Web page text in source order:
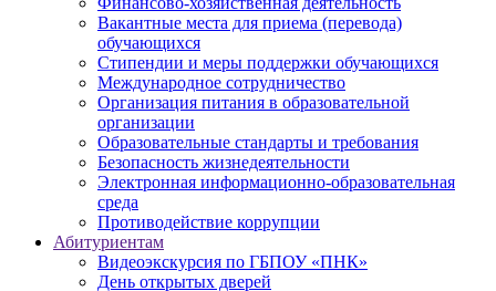
Вакантные места для приема (перевода)
обучающихся
Стипендии и меры поддержки обучающихся
Международное сотрудничество
Организация питания в образовательной
организации
Образовательные стандарты и требования
Безопасность жизнедеятельности
Электронная информационно-образовательная
среда
Противодействие коррупции
Абитуриентам
Видеоэкскурсия по ГБПОУ «ПНК»
День открытых дверей